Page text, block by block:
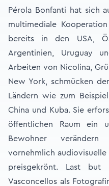
Pérola Bonfanti hat sich
multimediale
bereits in den USA,
Argentinien, Uruguay
Arbeiten von Nicolina,
New York, schmücken
Ländern wie zum
China und Kuba. Sie
öffentlichen Raum ein
Bewohner
vornehmlich
preisgekrönt. Last
Vasconcellos als